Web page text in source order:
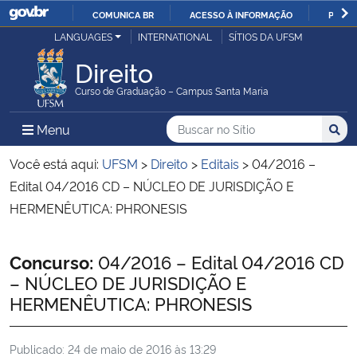
IR
COMUNICA BR ACESSO À INFORMAÇÃO
Ministério da Justiça e Segurança Pública
Ministério da Defesa
Ministério das Relações Exteriores
Ministério da Economia
Ministério da Agricultura, Pecuária e Abastecimento
Ministério da Educação
LANGUAGES INTERNATIONAL SÍTIOS DA UFSM
Direito
Curso de Graduação – Campus Santa Maria
Menu Menu Principal do Sítio
Busca
Buscar no no Sítio
Busca:
Você está aqui: UFSM > Direito > Editais >04/2016 –
Edital 04/2016 CD – NÚCLEO DE JURISDIÇÃO E
HERMENÊUTICA: PHRONESIS
Início do conteúdo
Concurso: 04/2016 – Edital 04/2016 CD
– NÚCLEO DE JURISDIÇÃO E
HERMENÊUTICA: PHRONESIS
Publicado: 24 de maio de 2016 às 13:29